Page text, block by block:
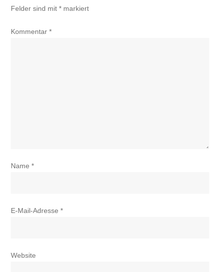
Felder sind mit* markiert
Kommentar*
Name*
E-Mail-Adresse*
Website